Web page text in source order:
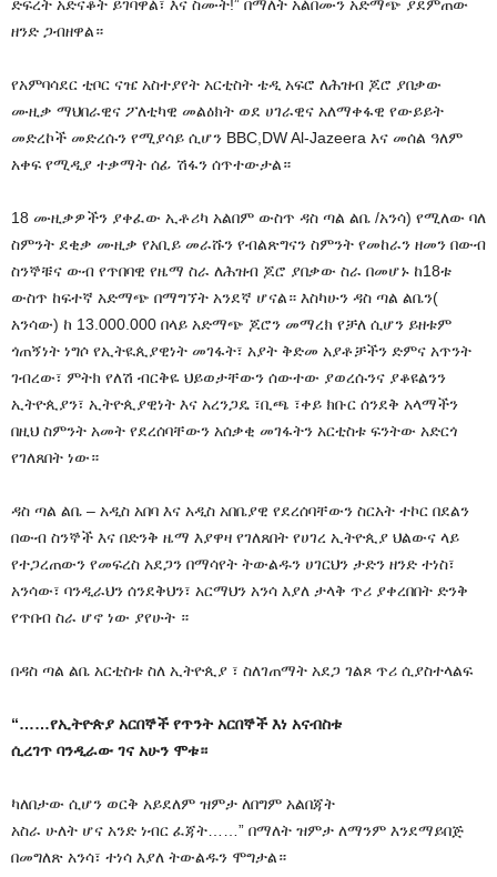
ድፍረት አድናቆት ይገባዋል፣ እና ስሙት!” በማለት አልበሙን አድማጭ ያደምጠው
ዘንድ ጋብዘዋል።
የአምባሳደር ቲቦር ናዤ አስተያየት አርቲስት ቴዲ አፍሮ ለሕዝብ ጆሮ ያበቃው
ሙዚቃ ማህበራዊና ፖለቲካዊ መልዕክት ወደ ሀገራዊና አለማቀፋዊ የውይይት
መድረኮች መድረሱን የሚያሳይ ሲሆን BBC,DW Al-Jazeera እና መሰል ዓለም
አቀፍ የሚዲያ ተቃማት ሰፊ ሽፋን ሰጥተውታል።
18 ሙዚቃዎችን ያቀፈው ኢቶሪካ አልበም ውስጥ ዳስ ጣል ልቤ /አንሳ) የሚለው ባለ
ስምንት ደቂቃ ሙዚቃ የአቢይ መራሹን የብልጽግናን ስምንት የመከራን ዘመን በውብ
ስንኞቹና ውብ የጥበባዊ የዜማ ስራ ለሕዝብ ጆሮ ያበቃው ስራ በመሆኑ ከ18ቱ
ውስጥ ከፍተኛ አድማጭ በማግኘት አንደኛ ሆናል። እስካሁን ዳስ ጣል ልቤን(
አንሳው) ከ 13.000.000 በላይ አድማጭ ጆሮን መማረክ የቻለ ሲሆን ይዘቱም
ጎጠኝነት ነግሶ የኢትዪጲያዊነት መገፋት፣ አያት ቅድመ አያቶቻችን ድምና አጥንት
ገብረው፣ ምትክ የለሽ ብርቅዬ ህይወታቸውን ሰውተው ያወረሱንና ያቆዩልንን
ኢትዮጲያን፣ ኢትዮጲያዊነት እና አረንጋዴ ፣ቢጫ ፣ቀይ ክቡር ሰንደቅ አላማችን
በዚህ ስምንት አመት የደረሰባቸውን አሰቃቂ መገፋትን አርቲስቱ ፍንትው አድርጎ
የገለጸበት ነው።
ዳስ ጣል ልቤ – አዲስ አበባ እና አዲስ አበቤያዊ የደረሰባቸውን ስርአት ተኮር በደልን
በውብ ስንኞች እና በድንቅ ዜማ እያዋዛ የገለጸበት የሀገረ ኢትዮጲያ ህልውና ላይ
የተጋረጠውን የመፍረስ አደጋን በማሳየት ትውልዱን ሀገርህን ታድን ዘንድ ተነስ፣
አንሳው፣ ባንዲራህን ሰንደቅህን፣ አርማህን አንሳ እያለ ታላቅ ጥሪ ያቀረበበት ድንቅ
የጥበብ ስራ ሆኖ ነው ያየሁት ።
በዳስ ጣል ልቤ አርቲስቱ ስለ ኢትዮጲያ ፣ ስለገጠማት አደጋ ገልጾ ጥሪ ሲያስተላልፍ
“……የኢትዮጵያ አርበኞች የጥንት አርበኞች እነ አናብስቱ
ሲረገጥ ባንዲራው ገና አሁን ሞቱ።
ካለበታው ሲሆን ወርቅ አይደለም ዝምታ ለበግም አልበጃት
አስራ ሁለት ሆና አንድ ነብር ፈጃት……” በማለት ዝምታ ለማንም እንደማይበጅ
በመግለጽ አንሳ፣ ተነሳ እያለ ትውልዱን ሞግታል።